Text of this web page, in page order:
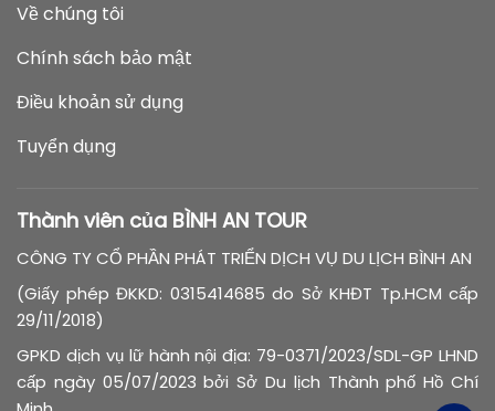
Về chúng tôi
Chính sách bảo mật
Điều khoản sử dụng
Tuyển dụng
Thành viên của BÌNH AN TOUR
CÔNG TY CỔ PHẦN PHÁT TRIỂN DỊCH VỤ DU LỊCH BÌNH AN
(Giấy phép ĐKKD: 0315414685 do Sở KHĐT Tp.HCM cấp
29/11/2018)
GPKD dịch vụ lữ hành nội địa: 79-0371/2023/SDL-GP LHND
cấp ngày 05/07/2023 bởi Sở Du lịch Thành phố Hồ Chí